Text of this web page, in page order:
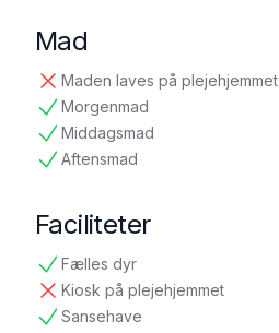
Mad
Maden laves på plejehjemmet
ikke tilgængelig
Morgenmad
tilgængelig
Middagsmad
tilgængelig
Aftensmad
tilgængelig
Faciliteter
Fælles dyr
tilgængelig
Kiosk på plejehjemmet
ikke tilgængelig
Sansehave
tilgængelig